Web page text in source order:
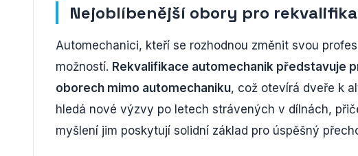
Nejoblíbenější obory pro
Automechanici, kteří se rozhodnou změnit svou
možností. Rekvalifikace automechanik představuje
oborech mimo automechaniku, což otevírá dveře k
hledá nové výzvy po letech strávených v dílnách,
myšlení jim poskytují solidní základ pro úspěšný